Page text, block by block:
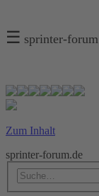
☰ sprinter-
Zum Inhalt
sprinter-forum.de